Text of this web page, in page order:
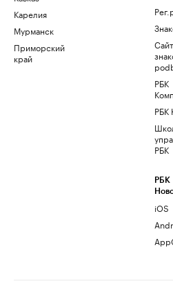
Карелия
Мурманск
Приморский
край
Сайт
РБК
РБК
РБК
РБК
iOS